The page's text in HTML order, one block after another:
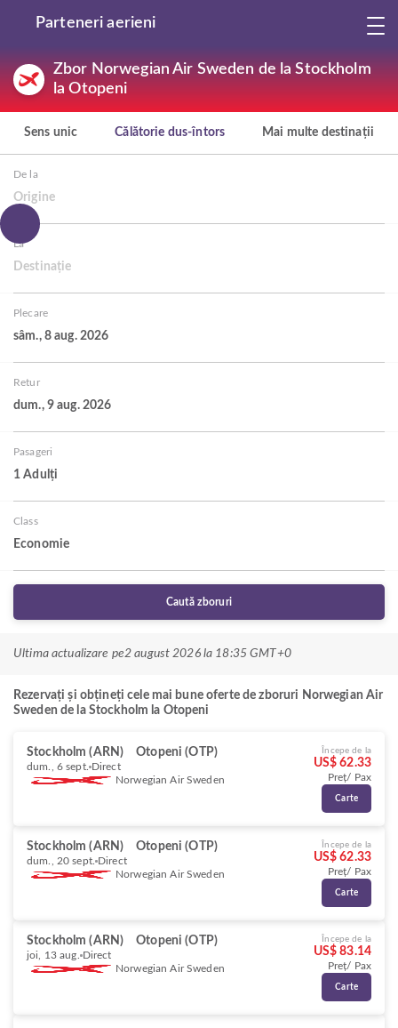
Parteneri aerieni
Zbor Norwegian Air Sweden de la Stockholm
la Otopeni
Sens unic Călătorie dus-întors Mai multe destinații
De la
Origine
La
Destinație
Plecare
sâm., 8 aug. 2026
Retur
dum., 9 aug. 2026
Pasageri
1 Adulți
Class
Economie
Caută zboruri
Ultima actualizare pe2 august 2026 la 18:35 GMT+0
Rezervați și obțineți cele mai bune oferte de zboruri Norwegian Air
Sweden de la Stockholm la Otopeni
Stockholm (ARN) Otopeni (OTP)
dum., 6 sept. Direct
Norwegian Air Sweden
Începe de la
US$ 62.33
Preț/ Pax
Carte
Stockholm (ARN) Otopeni (OTP)
dum., 20 sept. Direct
Norwegian Air Sweden
Începe de la
US$ 62.33
Preț/ Pax
Carte
Stockholm (ARN) Otopeni (OTP)
joi, 13 aug. Direct
Norwegian Air Sweden
Începe de la
US$ 83.14
Preț/ Pax
Carte